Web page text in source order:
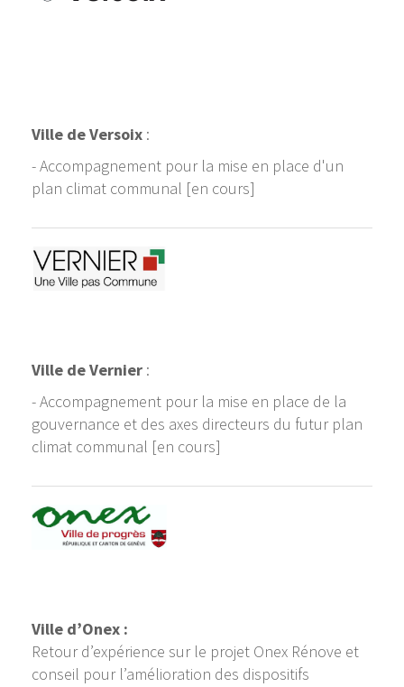
Ville de Versoix :
- Accompagnement pour la mise en place d'un
plan climat communal [en cours]
Ville de Vernier :
- Accompagnement pour la mise en place de la
gouvernance et des axes directeurs du futur plan
climat communal [en cours]
Ville d’Onex :
Retour d’expérience sur le projet Onex Rénove et
conseil pour l’amélioration des dispositifs